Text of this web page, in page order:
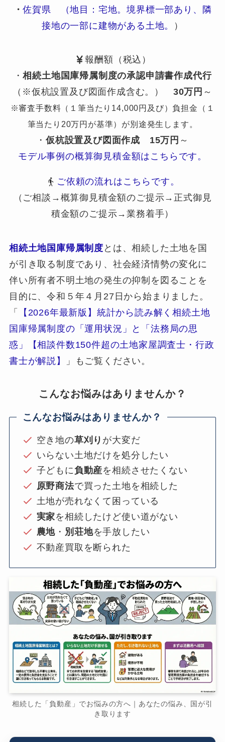
・佐賀県 （地目：宅地。境界標一部あり、隣
接地の一部に建物がある土地。
）
報酬額（税込）
・相続土地国庫帰属制度の承認申請書作成代行
（※仮杭設置及び図面作成含む。） 30万円 ～
※審査手数料（１筆当たり14,000円及び）負担金（１
筆当たり20万円が基準）が別途発生します。
・ 仮杭設置及び図面作成 15万円 ～
モデル事例の概算御見積金額はこちらです。
ご依頼の流れはこちらです。
（ご相談→概算御見積金額のご提示→正式御見
積金額のご提示→業務着手）
相続土地国庫帰属制度 とは、相続した土地を国
が引き取る制度であり、社会経済情勢の変化に
伴い所有者不明土地の発生の抑制を図ることを
目的に、令和５年４月27日から始まりました。
「
【2026年最新版】統計から読み解く相続土地
国庫帰属制度の「運用状況」と「法務局の思
惑」【相談件数150件超の土地家屋調査士・行政
書士が解説】
」もご覧ください。
こんなお悩みはありませんか？
こんなお悩みはありませんか？
空き地の草刈り が大変だ
いらない土地だけを処分したい
子どもに負動産を相続させたくない
原野商法で買った土地を相続した
土地が売れなくて困っている
実家を相続したけど使い道がない
農地 ・ 別荘地を手放したい
不動産買取を断られた
相続した「負動産」でお悩みの方へ｜あなたの悩み、国が引
き取ります